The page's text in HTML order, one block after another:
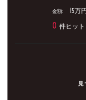
金額: 15万
0 件ヒット
見